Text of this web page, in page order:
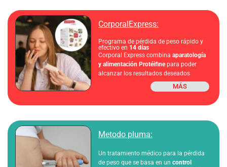
CorporalExpress:​
Programa de pérdida de peso rápido y
efectivo en 14 días
Corporal Express combinaaparatología
y alimentación Protéifinepara poder
alcanzar los resultados deseados
MÁS
Metodo pluma:​
Un tratamiento médico para la pérdida
de peso que se basa en uncontrol